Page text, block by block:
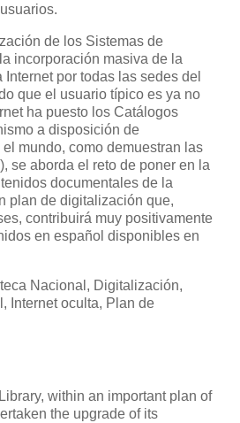
de los Sistemas de
incorporación masiva de la
por todas las sedes del
que el usuario típico es ya no
ha puesto los Catálogos
a disposición de
mundo, como demuestran las
se aborda el reto de poner en la
documentales de la
plan de digitalización que,
contribuirá muy positivamente
en español disponibles en
Nacional, Digitalización,
Internet oculta, Plan de
within an important plan of
the upgrade of its